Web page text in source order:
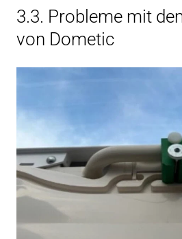
3.3. Probleme mit
von Dometic